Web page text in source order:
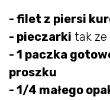
- filet z piersi
- pieczarki tak ze
- 1 paczka
proszku
- 1/4 małego op